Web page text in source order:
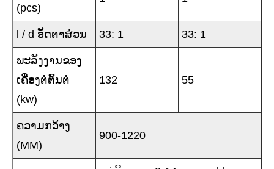
(pcs)
l / d ອັດຕາສ່ວນ 33: 1 33: 1
ພະລັງງານຂອງ
ເຄື່ອງຕໍຕົ້ນຕໍ
(kw)
132 55
ຄວາມກວ້າງ
(MM)
900-1220